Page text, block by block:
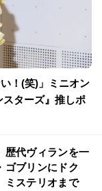
！(笑)」ミニオン
ターズ』推しポ
歴代ヴィランを一
ゴブリンにドク
ミステリオまで